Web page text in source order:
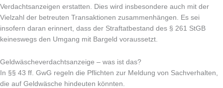
Verdachtsanzeigen erstatten. Dies wird insbesondere auch mit der
Vielzahl der betreuten Transaktionen zusammenhängen. Es sei
insofern daran erinnert, dass der Straftatbestand des § 261 StGB
keineswegs den Umgang mit Bargeld voraussetzt.
Geldwäscheverdachtsanzeige – was ist das?
In §§ 43 ff. GwG regeln die Pflichten zur Meldung von Sachverhalten,
die auf Geldwäsche hindeuten könnten.